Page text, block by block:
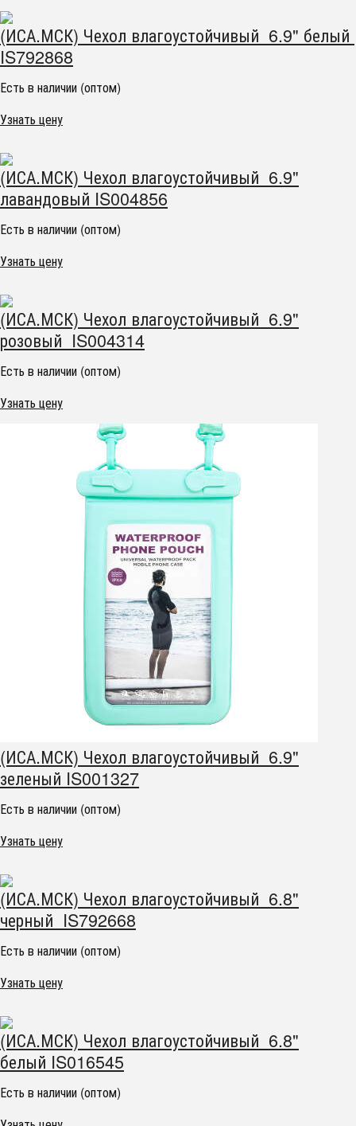
(ИСА.МСК) Чехол влагоустойчивый 6.9" белый
IS792868
Есть в наличии (оптом)
Узнать цену
(ИСА.МСК) Чехол влагоустойчивый 6.9"
лавандовый IS004856
Есть в наличии (оптом)
Узнать цену
(ИСА.МСК) Чехол влагоустойчивый 6.9"
розовый IS004314
Есть в наличии (оптом)
Узнать цену
(ИСА.МСК) Чехол влагоустойчивый 6.9"
зеленый IS001327
Есть в наличии (оптом)
Узнать цену
(ИСА.МСК) Чехол влагоустойчивый 6.8"
черный IS792668
Есть в наличии (оптом)
Узнать цену
(ИСА.МСК) Чехол влагоустойчивый 6.8"
белый IS016545
Есть в наличии (оптом)